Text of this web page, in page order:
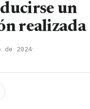
un
realizada
de 2024·